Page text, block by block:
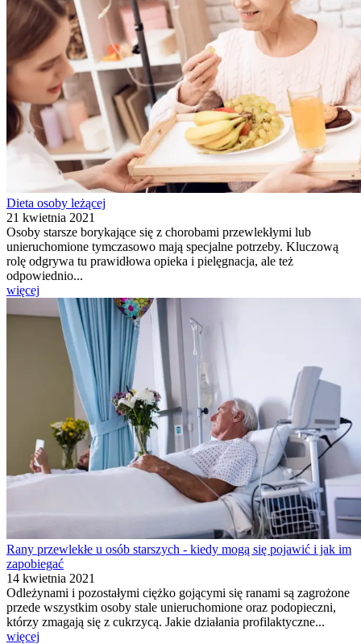
Dieta osoby leżącej
21 kwietnia 2021
Osoby starsze borykające się z chorobami przewlekłymi lub
unieruchomione tymczasowo mają specjalne potrzeby. Kluczową
rolę odgrywa tu prawidłowa opieka i pielęgnacja, ale też
odpowiednio...
więcej
Rany przewlekłe u osób starszych - kiedy mogą się pojawić i jak im
zapobiegać
14 kwietnia 2021
Odleżynami i pozostałymi ciężko gojącymi się ranami są zagrożone
przede wszystkim osoby stale unieruchomione oraz podopieczni,
którzy zmagają się z cukrzycą. Jakie działania profilaktyczne...
więcej